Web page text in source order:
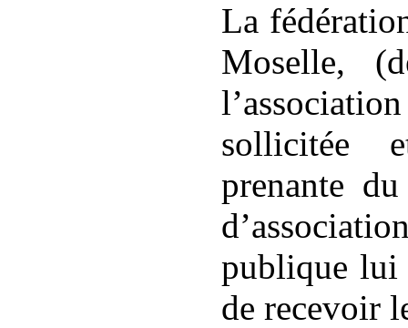
La
Moselle,
sollicitée
prenante
publique lui
de recevoir